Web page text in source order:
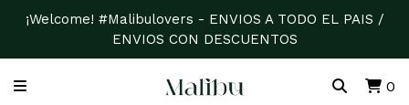
¡Welcome! #Malibulovers - ENVIOS A TODO EL PAIS /
ENVIOS CON DESCUENTOS
0